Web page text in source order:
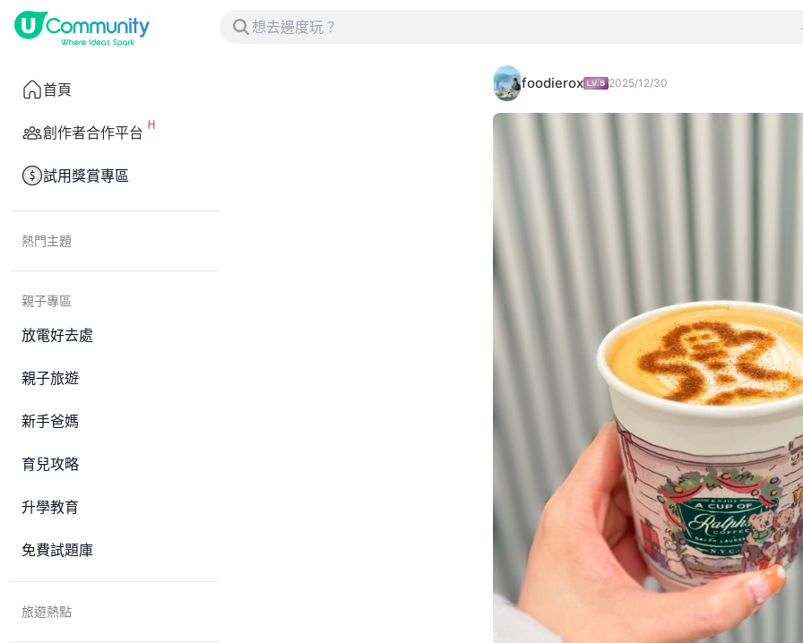
首頁
創作者合作平台
試用獎賞專區
熱門主題
親子專區
放電好去處
親子旅遊
新手爸媽
育兒攻略
升學教育
免費試題庫
旅遊熱點
foodierox 2025/12/30